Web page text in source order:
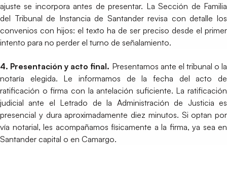
ajuste se incorpora antes de presentar. La Sección de Familia
del Tribunal de Instancia de Santander revisa con detalle los
convenios con hijos: el texto ha de ser preciso desde el primer
intento para no perder el turno de señalamiento.
4. Presentación y acto final. Presentamos ante el tribunal o la
notaría elegida. Le informamos de la fecha del acto de
ratificación o firma con la antelación suficiente. La ratificación
judicial ante el Letrado de la Administración de Justicia es
presencial y dura aproximadamente diez minutos. Si optan por
vía notarial, les acompañamos físicamente a la firma, ya sea en
Santander capital o en Camargo.